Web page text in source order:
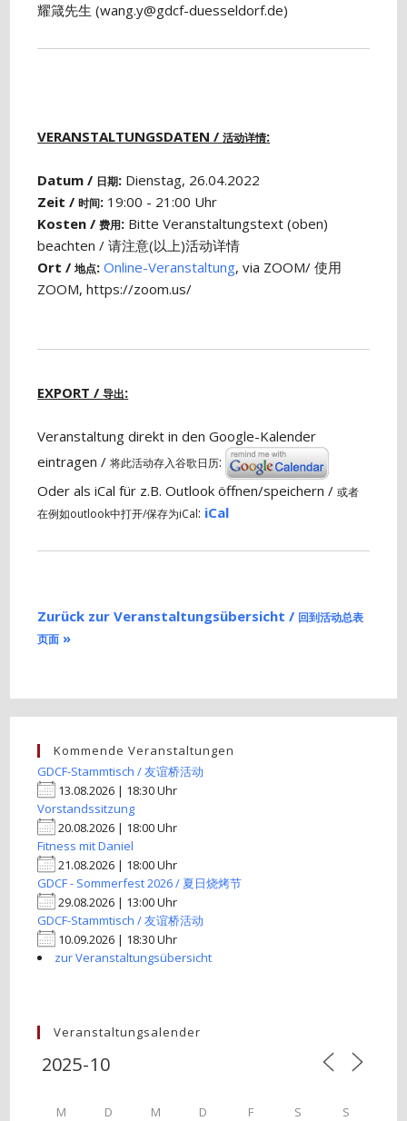
耀箴先生 (wang.y@gdcf-duesseldorf.de)
VERANSTALTUNGSDATEN /活动详情:
Datum / 日期: Dienstag, 26.04.2022
Zeit /时间: 19:00 - 21:00 Uhr
Kosten /费用: Bitte Veranstaltungstext (oben)
beachten / 请注意(以上)活动详情
Ort /地点: Online-Veranstaltung, via ZOOM/ 使用
ZOOM, https://zoom.us/
EXPORT /导出:
Veranstaltung direkt in den Google-Kalender
eintragen /将此活动存入谷歌日历:
Oder als iCal für z.B. Outlook öffnen/speichern /或者
在例如outlook中打开/保存为iCal: iCal
Zurück zur Veranstaltungsübersicht / 回到活动总表
页面 »
Kommende Veranstaltungen
GDCF-Stammtisch / 友谊桥活动
13.08.2026 | 18:30 Uhr
Vorstandssitzung
20.08.2026 | 18:00 Uhr
Fitness mit Daniel
21.08.2026 | 18:00 Uhr
GDCF - Sommerfest 2026 / 夏日烧烤节
29.08.2026 | 13:00 Uhr
GDCF-Stammtisch / 友谊桥活动
10.09.2026 | 18:30 Uhr
zur Veranstaltungsübersicht
Veranstaltungsalender
M D M D F S S